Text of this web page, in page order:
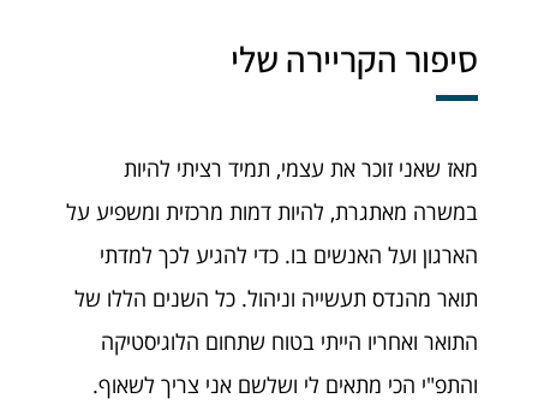
סיפור הקריירה שלי
מאז שאני זוכר את עצמי, תמיד רציתי להיות
במשרה מאתגרת, להיות דמות מרכזית ומשפיע על
הארגון ועל האנשים בו. כדי להגיע לכך למדתי
תואר מהנדס תעשייה וניהול. כל השנים הללו של
התואר ואחריו הייתי בטוח שתחום הלוגיסטיקה
והתפ"י הכי מתאים לי ושלשם אני צריך לשאוף.